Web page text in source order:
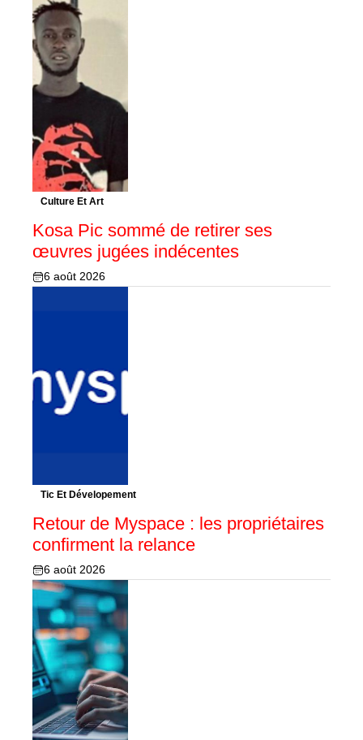
Culture Et Art
Kosa Pic sommé de retirer ses
œuvres jugées indécentes
6 août 2026
Tic Et Dévelopement
Retour de Myspace : les propriétaires
confirment la relance
6 août 2026